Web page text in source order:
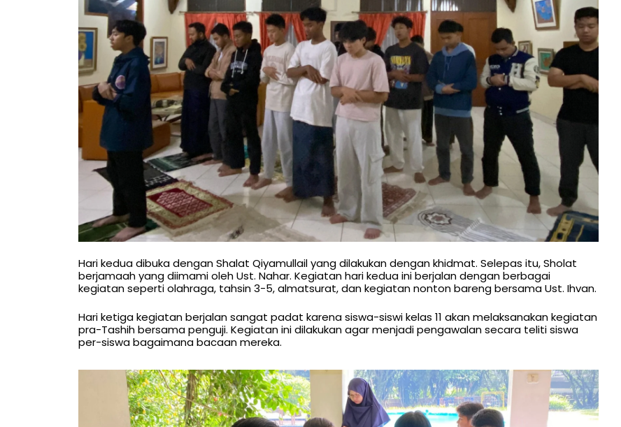
Hari kedua dibuka dengan Shalat Qiyamullail yang dilakukan dengan khidmat. Selepas itu, Sholat
berjamaah yang diimami oleh Ust. Nahar. Kegiatan hari kedua ini berjalan dengan berbagai
kegiatan seperti olahraga, tahsin 3-5, almatsurat, dan kegiatan nonton bareng bersama Ust. Ihvan.
Hari ketiga kegiatan berjalan sangat padat karena siswa-siswi kelas 11 akan melaksanakan kegiatan
pra-Tashih bersama penguji. Kegiatan ini dilakukan agar menjadi pengawalan secara teliti siswa
per-siswa bagaimana bacaan mereka.